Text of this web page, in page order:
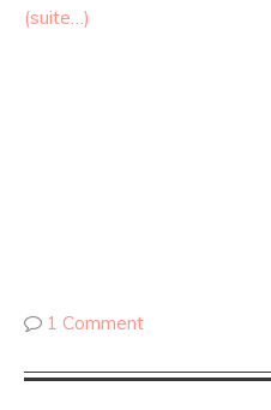
(suite…)
1 Comment